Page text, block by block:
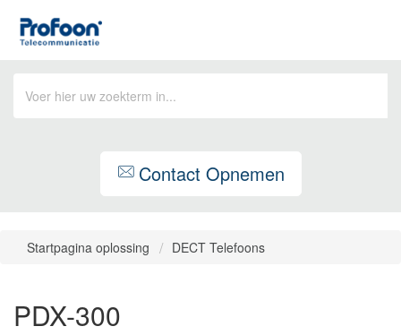
Contact Opnemen
Startpagina oplossing DECT Telefoons
PDX-300